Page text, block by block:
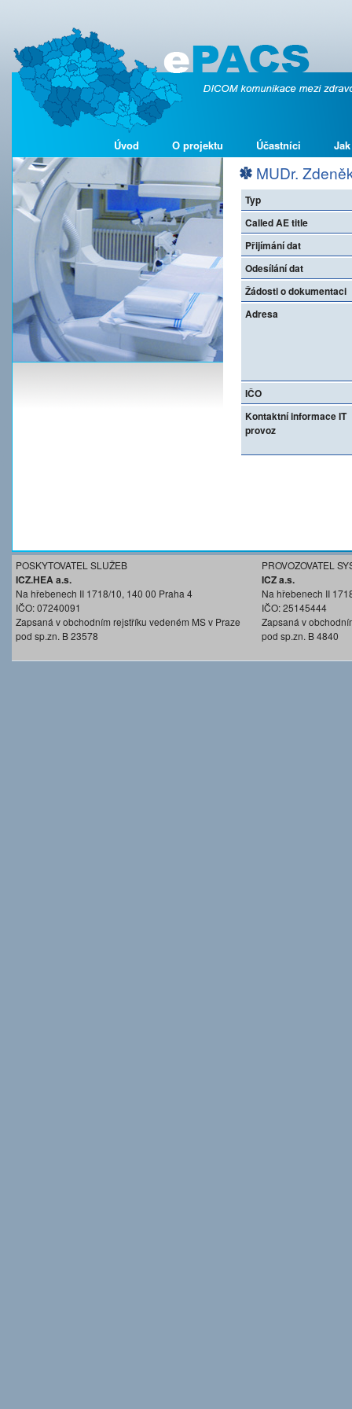
Úvod O projektu Účastníci
MUDr.
Typ
Called AE title
Přijímání dat
Odesílání dat
Žádosti o dokumentaci
Adresa
IČO
Kontaktní informace IT
provoz
POSKYTOVATEL SLUŽEB
ICZ.HEA a.s.
Na hřebenech II 1718/10, 140 00 Praha 4
IČO: 07240091
Zapsaná v obchodním rejstříku vedeném MS v Praze
pod sp.zn. B 23578
PROVOZOVATEL
ICZ a.s.
Na hřebenech II
IČO: 25145444
Zapsaná v
pod sp.zn. B 4840